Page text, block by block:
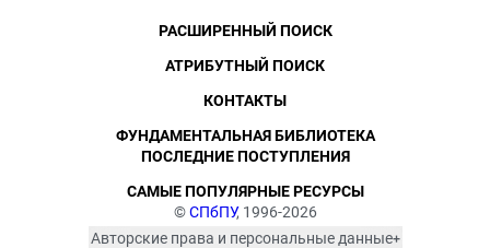
©СПбПУ, 1996-2026
Авторские права и персональные данные
РАСШИРЕННЫЙ ПОИСК
АТРИБУТНЫЙ ПОИСК
КОНТАКТЫ
ФУНДАМЕНТАЛЬНАЯ БИБЛИОТЕКА
ПОСЛЕДНИЕ ПОСТУПЛЕНИЯ
САМЫЕ ПОПУЛЯРНЫЕ РЕСУРСЫ